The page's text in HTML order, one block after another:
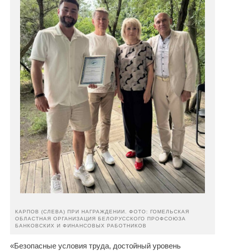
КАРПОВ (СЛЕВА) ПРИ НАГРАЖДЕНИИ. ФОТО: ГОМЕЛЬСКАЯ
ОБЛАСТНАЯ ОРГАНИЗАЦИЯ БЕЛОРУССКОГО ПРОФСОЮЗА
БАНКОВСКИХ И ФИНАНСОВЫХ РАБОТНИКОВ
«Безопасные условия труда, достойный уровень